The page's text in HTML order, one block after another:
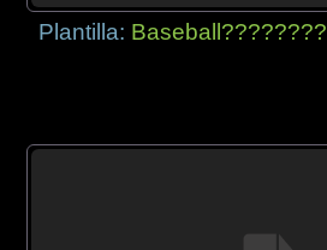
Plantilla: Baseball????????